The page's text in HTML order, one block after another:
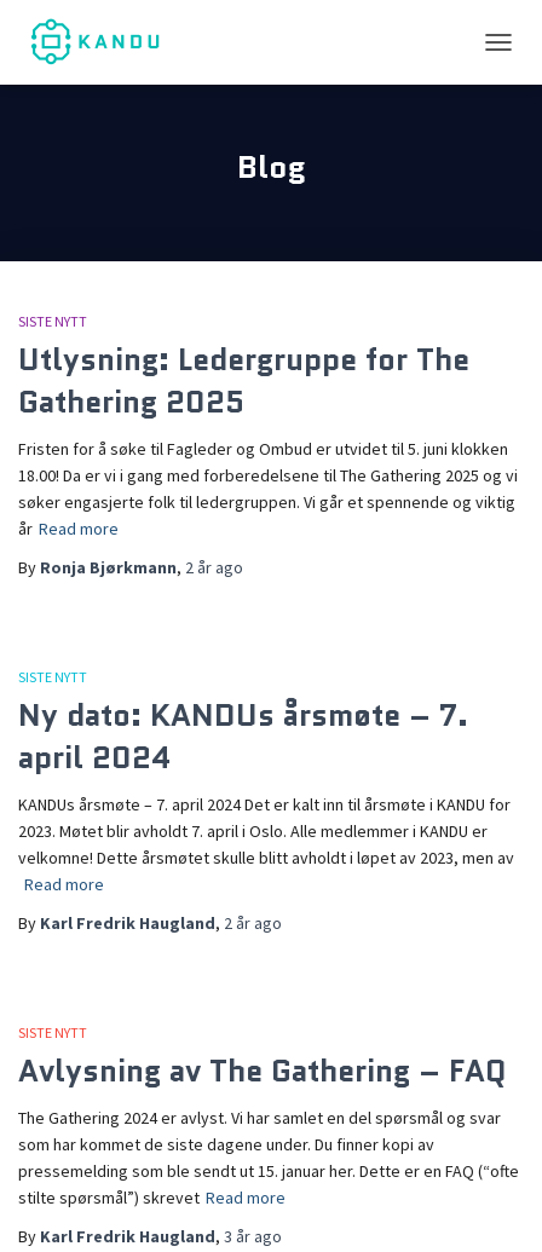
Blog
SISTE NYTT
Utlysning: Ledergruppe for The
Gathering 2025
Fristen for å søke til Fagleder og Ombud er utvidet til 5. juni klokken
18.00! Da er vi i gang med forberedelsene til The Gathering 2025 og vi
søker engasjerte folk til ledergruppen. Vi går et spennende og viktig
år Read more
By Ronja Bjørkmann, 2 år ago
SISTE NYTT
Ny dato: KANDUs årsmøte – 7.
april 2024
KANDUs årsmøte – 7. april 2024 Det er kalt inn til årsmøte i KANDU for
2023. Møtet blir avholdt 7. april i Oslo. Alle medlemmer i KANDU er
velkomne! Dette årsmøtet skulle blitt avholdt i løpet av 2023, men av
Read more
By Karl Fredrik Haugland, 2 år ago
SISTE NYTT
Avlysning av The Gathering – FAQ
The Gathering 2024 er avlyst. Vi har samlet en del spørsmål og svar
som har kommet de siste dagene under. Du finner kopi av
pressemelding som ble sendt ut 15. januar her. Dette er en FAQ (“ofte
stilte spørsmål”) skrevet Read more
By Karl Fredrik Haugland, 3 år ago